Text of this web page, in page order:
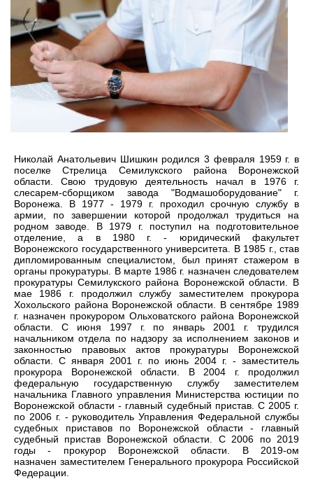
Николай Анатольевич Шишкин родился 3 февраля 1959 г. в
поселке Стрелица Семилукского района Воронежской
области. Свою трудовую деятельность начал в 1976 г.
слесарем-сборщиком завода "Водмашоборудование" г.
Воронежа. В 1977 - 1979 г. проходил срочную службу в
армии, по завершении которой продолжал трудиться на
родном заводе. В 1979 г. поступил на подготовительное
отделение, а в 1980 г. - юридический факультет
Воронежского государственного университета. В 1985 г., став
дипломированным специалистом, был принят стажером в
органы прокуратуры. В марте 1986 г. назначен следователем
прокуратуры Семилукского района Воронежской области. В
мае 1986 г. продолжил службу заместителем прокурора
Хохольского района Воронежской области. В сентябре 1989
г. назначен прокурором Ольховатского района Воронежской
области. С июня 1997 г. по январь 2001 г. трудился
начальником отдела по надзору за исполнением законов и
законностью правовых актов прокуратуры Воронежской
области. С января 2001 г. по июнь 2004 г. - заместитель
прокурора Воронежской области. В 2004 г. продолжил
федеральную государственную службу заместителем
начальника Главного управления Министерства юстиции по
Воронежской области - главный судебный пристав. С 2005 г.
по 2006 г. - руководитель Управления Федеральной службы
судебных приставов по Воронежской области - главный
судебный пристав Воронежской области. С 2006 по 2019
годы - прокурор Воронежской области. В 2019-ом
назначен заместителем Генерального прокурора Российской
Федерации.